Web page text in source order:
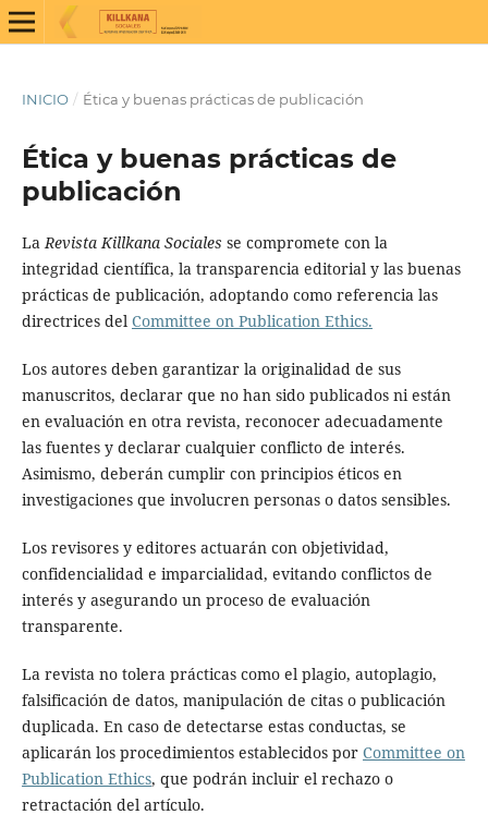
INICIO / Ética y buenas prácticas de publicación
Ética y buenas prácticas de
publicación
LaRevista Killkana Sociales se compromete con la
integridad científica, la transparencia editorial y las buenas
prácticas de publicación, adoptando como referencia las
directrices del Committee on Publication Ethics.
Los autores deben garantizar la originalidad de sus
manuscritos, declarar que no han sido publicados ni están
en evaluación en otra revista, reconocer adecuadamente
las fuentes y declarar cualquier conflicto de interés.
Asimismo, deberán cumplir con principios éticos en
investigaciones que involucren personas o datos sensibles.
Los revisores y editores actuarán con objetividad,
confidencialidad e imparcialidad, evitando conflictos de
interés y asegurando un proceso de evaluación
transparente.
La revista no tolera prácticas como el plagio, autoplagio,
falsificación de datos, manipulación de citas o publicación
duplicada. En caso de detectarse estas conductas, se
aplicarán los procedimientos establecidos por Committee on
Publication Ethics, que podrán incluir el rechazo o
retractación del artículo.